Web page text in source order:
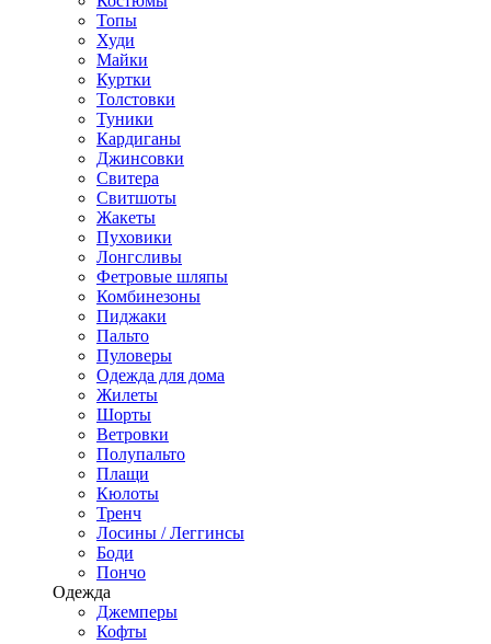
Топы
Худи
Майки
Куртки
Толстовки
Туники
Кардиганы
Джинсовки
Свитера
Свитшоты
Жакеты
Пуховики
Лонгсливы
Фетровые шляпы
Комбинезоны
Пиджаки
Пальто
Пуловеры
Одежда для дома
Жилеты
Шорты
Ветровки
Полупальто
Плащи
Кюлоты
Тренч
Лосины / Леггинсы
Боди
Пончо
Одежда
Джемперы
Кофты